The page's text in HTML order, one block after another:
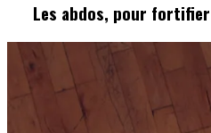
Les abdos, pour